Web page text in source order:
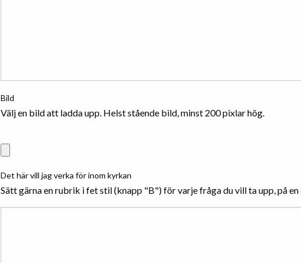
Bild
Välj en bild att ladda upp. Helst stående bild, minst 200 pixlar hög.
Det här vill jag verka för inom kyrkan
Sätt gärna en rubrik i fet stil (knapp "B") för varje fråga du vill ta upp, på en